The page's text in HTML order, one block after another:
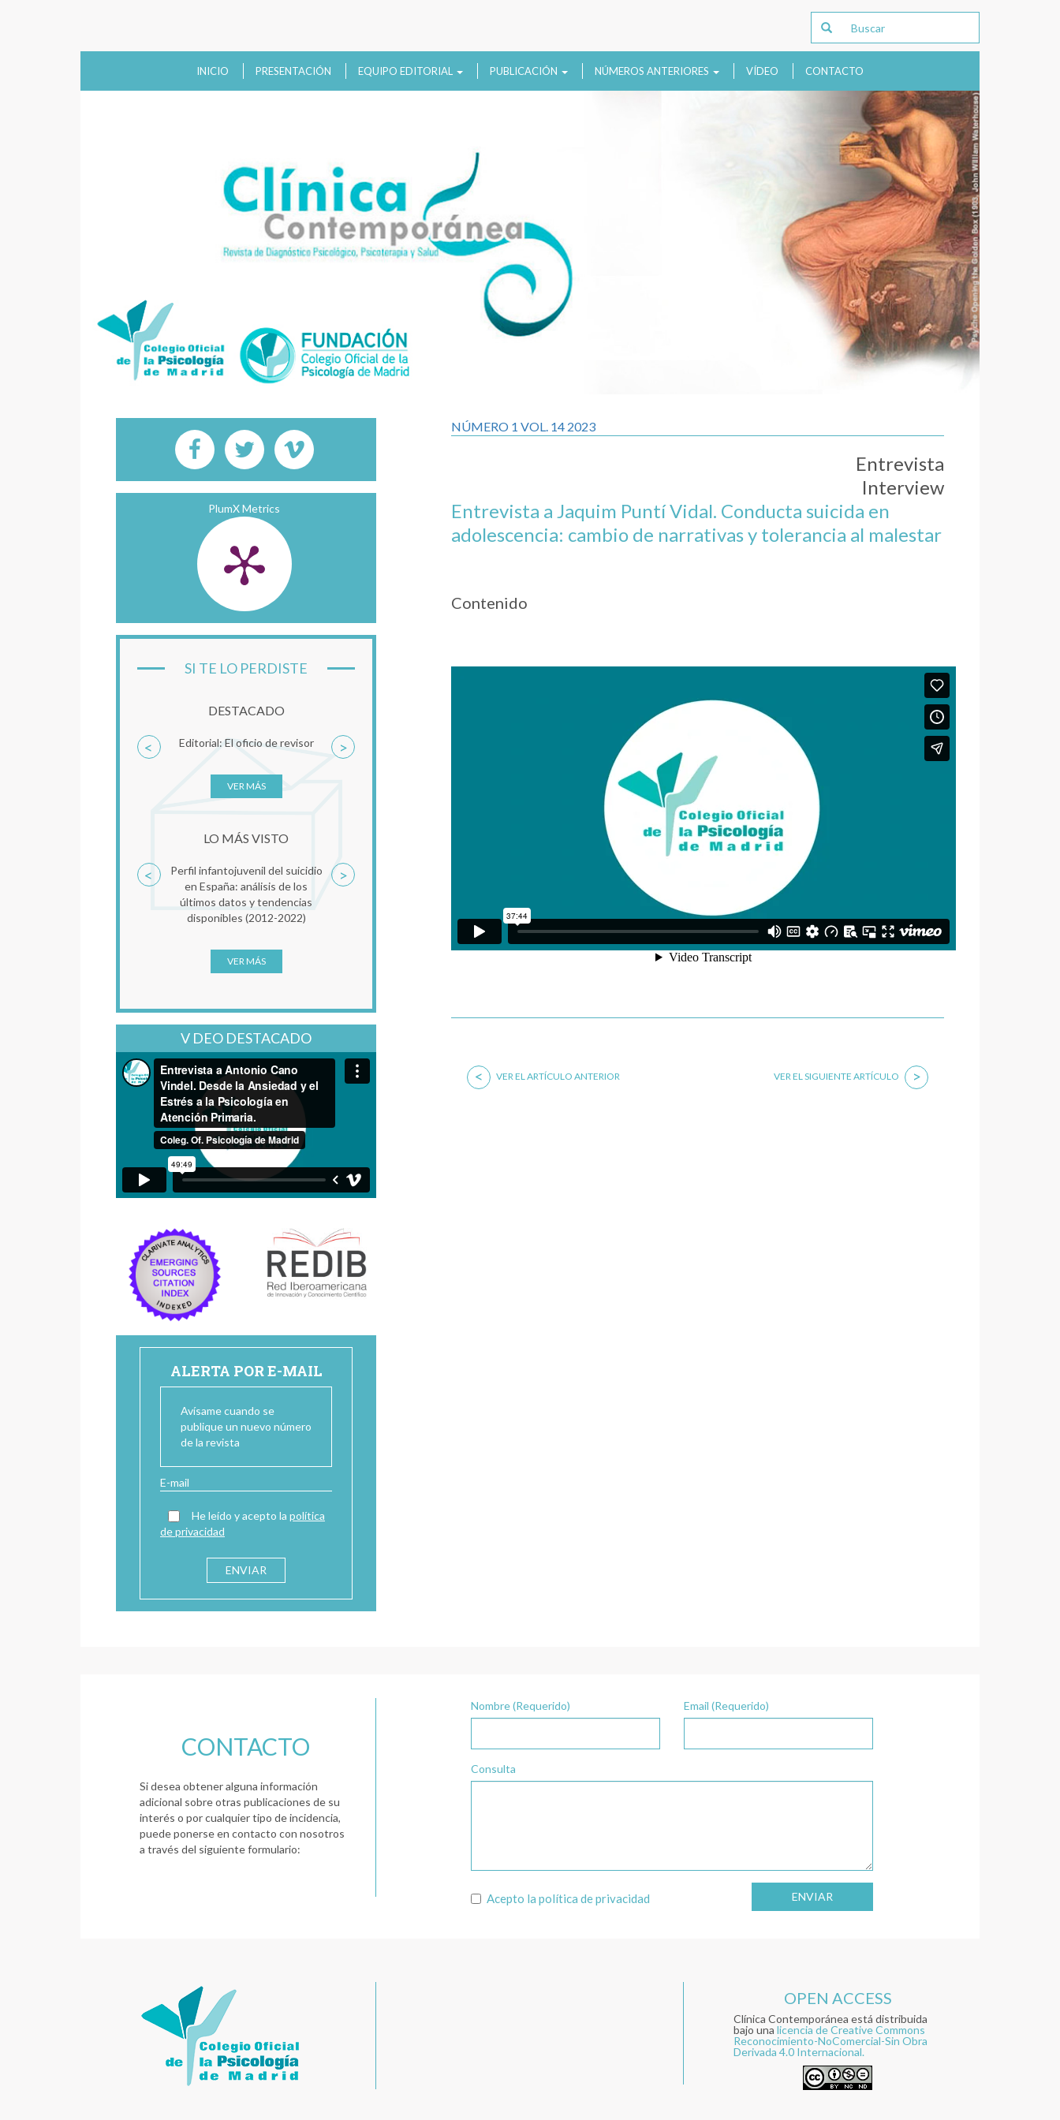
INICIO PRESENTACIÓN EQUIPO EDITORIAL PUBLICACIÓN NÚMEROS ANTERIORES VÍDEO CONTACTO
NÚMERO 1 VOL. 14 2023
Entrevista
Interview
Entrevista a Jaquim Puntí Vidal. Conducta suicida en
adolescencia: cambio de narrativas y tolerancia al malestar
Contenido
< VER EL ARTÍCULO ANTERIOR VER EL SIGUIENTE ARTÍCULO >
PlumX Metrics
SI TE LO PERDISTE
DESTACADO
Editorial: El oficio de revisor
VER MÁS
< >
LO MÁS VISTO
Perfil infantojuvenil del suicidio
en España: análisis de los
últimos datos y tendencias
disponibles (2012-2022)
VER MÁS
< >
V DEO DESTACADO
ALERTA POR E-MAIL
Avísame cuando se
publique un nuevo número
de la revista
He leído y acepto la política
de privacidad
CONTACTO
Si desea obtener alguna información
adicional sobre otras publicaciones de su
interés o por cualquier tipo de incidencia,
puede ponerse en contacto con nosotros
a través del siguiente formulario:
Nombre (Requerido) Email (Requerido)
Consulta
Acepto la política de privacidad ENVIAR
OPEN ACCESS
Clínica Contemporánea está distribuida
bajo una licencia de Creative Commons
Reconocimiento-NoComercial-Sin Obra
Derivada 4.0 Internacional.